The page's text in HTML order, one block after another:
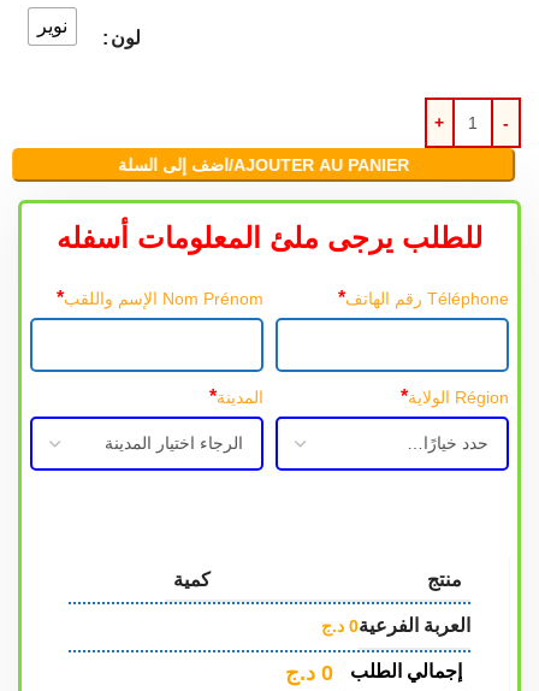
لون
نوير
AJOUTER AU PANIER/اضف إلى السلة
للطلب يرجى ملئ المعلومات أسفله
Téléphone رقم الهاتف * Nom Prénom الإسم واللقب *
Région الولاية * المدينة*
منتج كمية
العربة الفرعية0 د.ج
إجمالي الطلب 0 د.ج